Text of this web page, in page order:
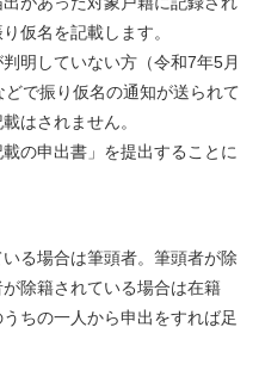
仮名を記載します。
明していない方（令和7年5月
で振り仮名の通知が送られて
はされません。
の申出書」を提出することに
る場合は筆頭者。筆頭者が除
除籍されている場合は在籍
ちの一人から申出をすれば足